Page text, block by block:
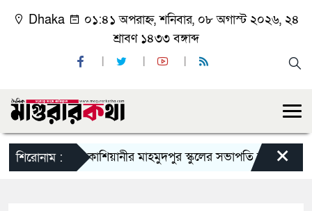
Dhaka
০১:৪১ অপরাহ্ন, শনিবার, ০৮ অগাস্ট ২০২৬, ২৪
শ্রাবণ ১৪৩৩ বঙ্গাব্দ
শিরোনাম : কাশিয়ানীর মাহমুদপুর স্কুলের সভাপতি হলেন গোবিন্দ
×